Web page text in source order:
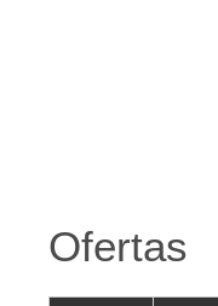
Ofertas